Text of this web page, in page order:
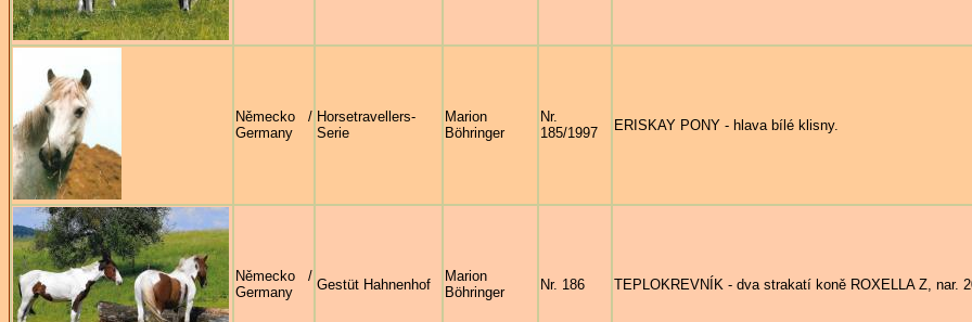
Německo /
Germany
Horsetravellers-
Serie
Marion
Böhringer
Nr.
185/1997
ERISKAY PONY - hlava bílé klisny.
Německo /
Germany
Gestüt Hahnenhof
Marion
Böhringer
Nr. 186 TEPLOKREVNÍK - dva strakatí koně ROXELLA Z, nar.